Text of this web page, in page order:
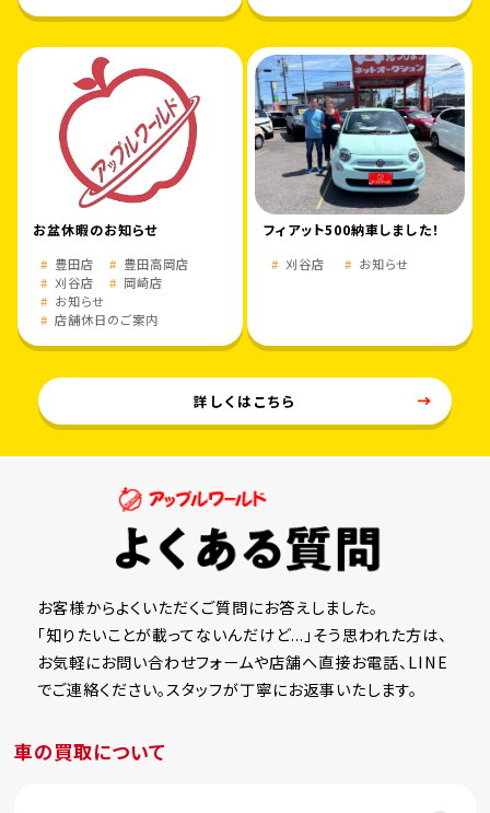
お盆休暇のお知らせ
豊田店
豊田高岡店
刈谷店
岡崎店
お知らせ
店舗休日のご案内
フィアット500納車しました！
刈谷店 お知らせ
詳しくはこちら
お客様からよくいただくご質問にお答えしました。
「知りたいことが載ってないんだけど...」そう思われた方は、
お気軽にお問い合わせフォームや店舗へ直接お電話、LINE
でご連絡ください。スタッフが丁寧にお返事いたします。
車の買取について